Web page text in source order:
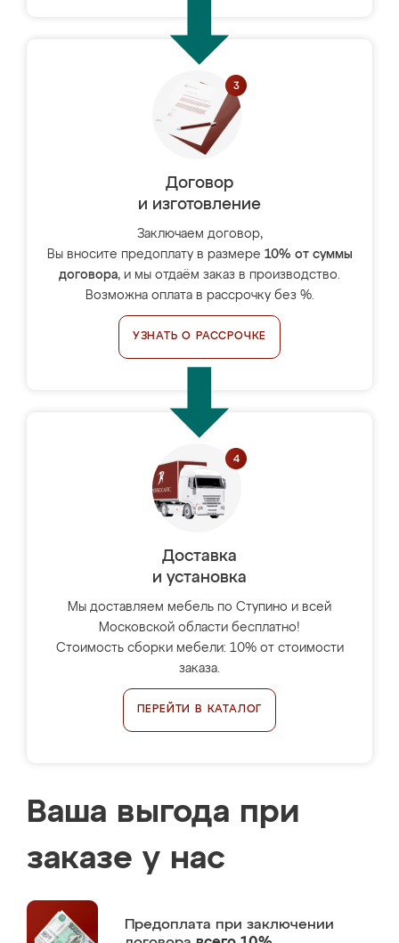
Договор
и изготовление
Заключаем договор,
Вы вносите предоплату в размере 10% от суммы
договора, и мы отдаём заказ в производство.
Возможна оплата в рассрочку без %.
УЗНАТЬ О РАССРОЧКЕ
Доставка
и установка
Мы доставляем мебель по Ступино и всей
Московской области бесплатно!
Стоимость сборки мебели: 10% от стоимости
заказа.
ПЕРЕЙТИ В КАТАЛОГ
Ваша выгода при
заказе у нас
Предоплата при заключении